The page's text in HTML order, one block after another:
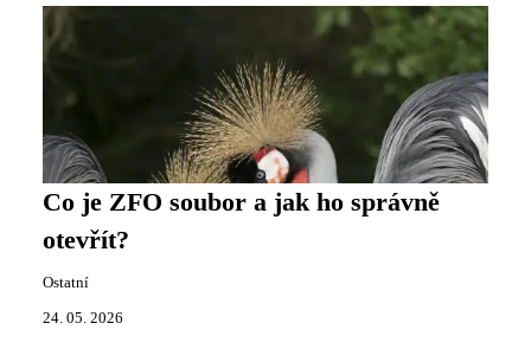
Co je ZFO soubor a jak ho správně
otevřít?
Ostatní
24. 05. 2026